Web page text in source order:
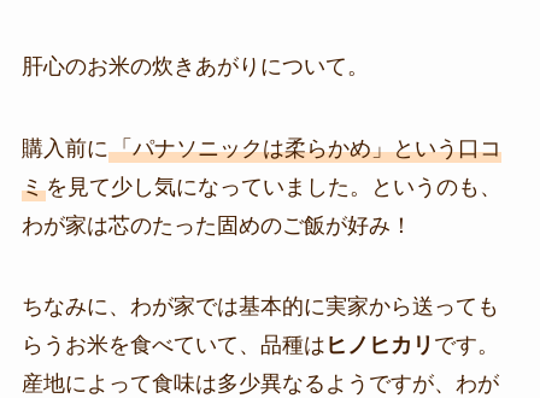
肝心のお米の炊きあがりについて。
購入前に「パナソニックは柔らかめ」という口コ
ミを見て少し気になっていました。というのも、
わが家は芯のたった固めのご飯が好み！
ちなみに、わが家では基本的に実家から送っても
らうお米を食べていて、品種は ヒノヒカリ です。
産地によって食味は多少異なるようですが、わが